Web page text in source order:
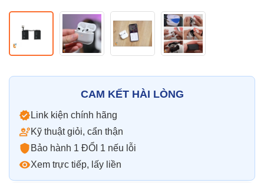
CAM KẾT HÀI LÒNG
Link kiện chính hãng
Kỹ thuật giỏi, cẩn thận
Bảo hành 1 ĐỔI 1 nếu lỗi
Xem trực tiếp, lấy liền